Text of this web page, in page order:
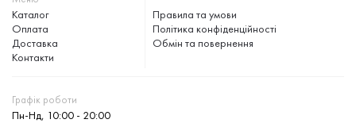
Каталог
Оплата
Доставка
Контакти
Правила та умови
Політика конфіденційності
Обмін та повернення
Графік роботи
Пн-Нд, 10:00 - 20:00